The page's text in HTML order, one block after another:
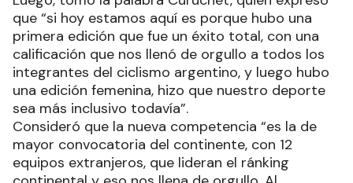
que “si hoy estamos aquí es porque hubo una
primera edición que fue un éxito total, con una
calificación que nos llenó de orgullo a todos los
integrantes del ciclismo argentino, y luego hubo
una edición femenina, hizo que nuestro deporte
sea más inclusivo todavía”.
Consideró que la nueva competencia “es la de
mayor convocatoria del continente, con 12
equipos extranjeros, que lideran el ránking